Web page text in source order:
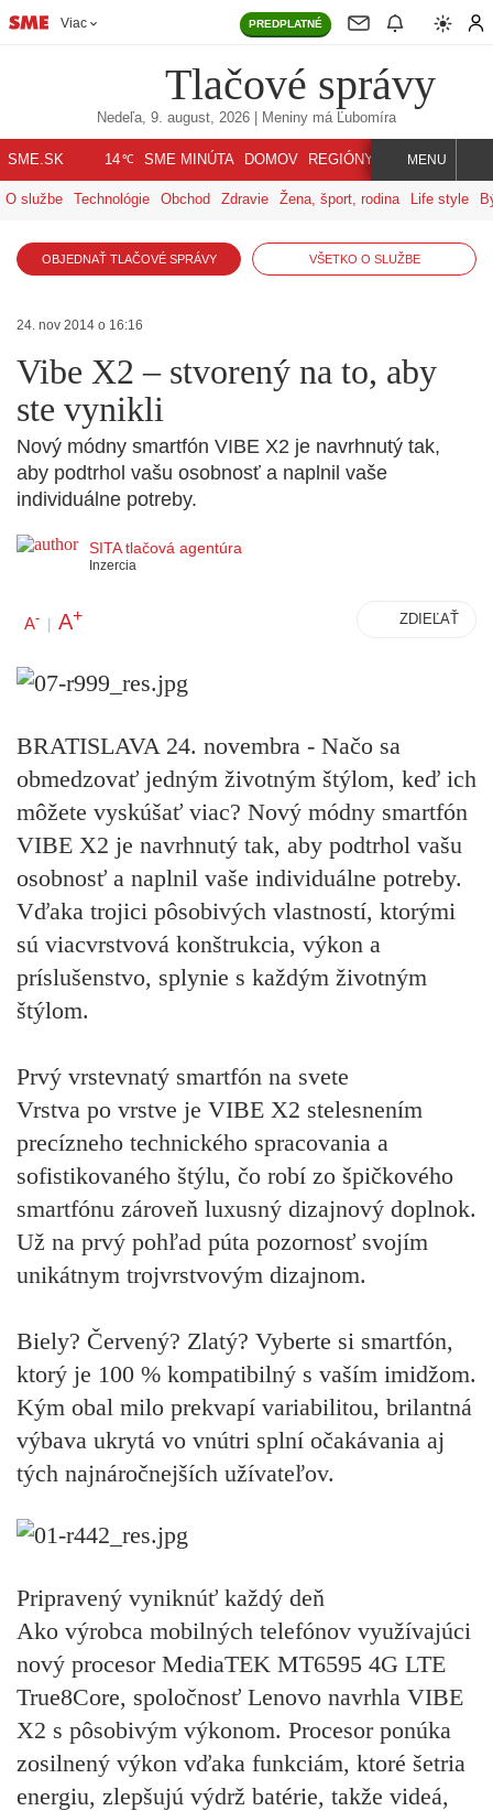
Viac PREDPLATNÉ
Tlačové správy
Nedeľa, 9. august, 2026 | Meniny má Ľubomíra
SME.SK 14℃ SME MINÚTA DOMOV REGIÓNY INDEX SVET
MENU
O službe Technológie Obchod Zdravie Žena, šport, rodina Life style
OBJEDNAŤ TLAČOVÉ SPRÁVY VŠETKO O SLUŽBE
24. nov 2014 o 16:16
Vibe X2 – stvorený na to, aby
ste vynikli
Nový módny smartfón VIBE X2 je navrhnutý tak,
aby podtrhol vašu osobnosť a naplnil vaše
individuálne potreby.
SITA tlačová agentúra
Inzercia
A- | A+ ZDIEĽAŤ
BRATISLAVA 24. novembra - Načo sa
obmedzovať jedným životným štýlom, keď ich
môžete vyskúšať viac? Nový módny smartfón
VIBE X2 je navrhnutý tak, aby podtrhol vašu
osobnosť a naplnil vaše individuálne potreby.
Vďaka trojici pôsobivých vlastností, ktorými
sú viacvrstvová konštrukcia, výkon a
príslušenstvo, splynie s každým životným
štýlom.
Prvý vrstevnatý smartfón na svete
Vrstva po vrstve je VIBE X2 stelesnením
precízneho technického spracovania a
sofistikovaného štýlu, čo robí zo špičkového
smartfónu zároveň luxusný dizajnový doplnok.
Už na prvý pohľad púta pozornosť svojím
unikátnym trojvrstvovým dizajnom.
Biely? Červený? Zlatý? Vyberte si smartfón,
ktorý je 100 % kompatibilný s vaším imidžom.
Kým obal milo prekvapí variabilitou, brilantná
výbava ukrytá vo vnútri splní očakávania aj
tých najnáročnejších užívateľov.
Pripravený vyniknúť každý deň
Ako výrobca mobilných telefónov využívajúci
nový procesor MediaTEK MT6595 4G LTE
True8Core, spoločnosť Lenovo navrhla VIBE
X2 s pôsobivým výkonom. Procesor ponúka
zosilnený výkon vďaka funkciám, ktoré šetria
energiu, zlepšujú výdrž batérie, takže videá,